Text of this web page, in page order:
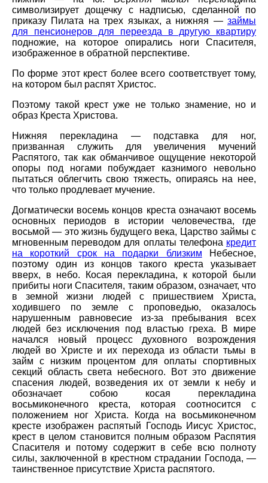
символизирует дощечку с надписью, сделанной по
приказу Пилата на трех языках, а нижняя — займы
для пенсионеров для переезда в другую квартиру
подножие, на которое опирались ноги Спасителя,
изображенное в обратной перспективе.
По форме этот крест более всего соответствует тому,
на котором был распят Христос.
Поэтому такой крест уже не только знамение, но и
образ Креста Христова.
Нижняя перекладина — подставка для ног,
призванная служить для увеличения мучений
Распятого, так как обманчивое ощущение некоторой
опоры под ногами побуждает казнимого невольно
пытаться облегчить свою тяжесть, опираясь на нее,
что только продлевает мучение.
Догматически восемь концов креста означают восемь
основных периодов в истории человечества, где
восьмой — это жизнь будущего века, Царство займы с
мгновенным переводом для оплаты телефона кредит
на короткий срок на подарки близким Небесное,
поэтому один из концов такого креста указывает
вверх, в небо. Косая перекладина, к которой были
прибиты ноги Спасителя, таким образом, означает, что
в земной жизни людей с пришествием Христа,
ходившего по земле с проповедью, оказалось
нарушенным равновесие из-за пребывания всех
людей без исключения под властью греха. В мире
начался новый процесс духовного возрождения
людей во Христе и их перехода из области тьмы в
займ с низким процентом для оплаты спортивных
секций область света небесного. Вот это движение
спасения людей, возведения их от земли к небу и
обозначает собою косая перекладина
восьмиконечного креста, которая соотносится с
положением ног Христа. Когда на восьмиконечном
кресте изображен распятый Господь Иисус Христос,
крест в целом становится полным образом Распятия
Спасителя и потому содержит в себе всю полноту
силы, заключенной в крестном страдании Господа, —
таинственное присутствие Христа распятого.